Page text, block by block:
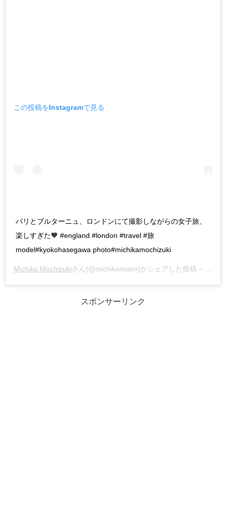
この投稿をInstagramで見る
パリとブルターニュ、ロンドンにて撮影しながらの女子旅、
楽しすぎた🧡 #england #london #travel #旅
model#kyokohasegawa photo#michikamochizuki
Michika Mochizukiさん(@michikamoon)がシェアした投稿 – 2019
スポンサーリンク